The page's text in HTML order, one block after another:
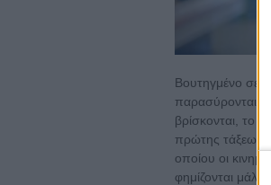
Βουτηγμένο σε
παρασύρονται
βρίσκονται, το
πρώτης τάξεως
οποίου οι
φημίζονται